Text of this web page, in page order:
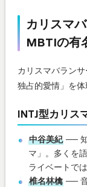
カリスマ
MBTIの有
カリスマバラン
独占的愛情」を体
INTJ型カリス
中谷美紀 ──
マ」。多くを
ライベートで
椎名林檎 ──